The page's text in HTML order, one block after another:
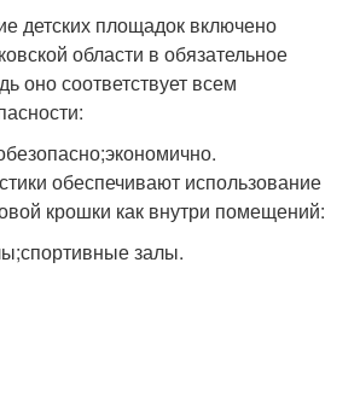
детских площадок включено
области в обязательное
оно соответствует всем
обеспечивают использование
крошки как внутри помещений:
залы.